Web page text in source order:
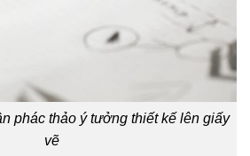
phác thảo ý tưởng thiết kế lên giấy
vẽ